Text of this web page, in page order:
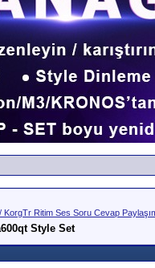
Ritim Ses Soru Cevap
Style Set